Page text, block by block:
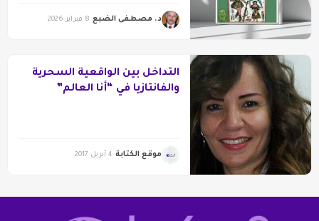
د. مصطفى الضبع 8 فبراير 2026
التداخل بين الواقعية السحرية
والفانتازيا في “أنا العالم”
موقع الكتابة 4 أبريل 2017